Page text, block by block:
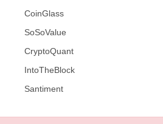
CoinGlass
SoSoValue
CryptoQuant
IntoTheBlock
Santiment